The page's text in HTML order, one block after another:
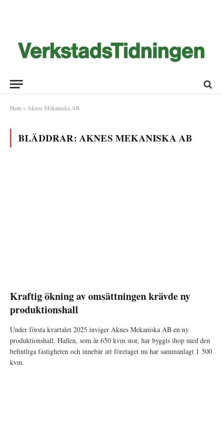
Hem » Aknes Mekaniska AB
BLÄDDRAR: AKNES MEKANISKA AB
Kraftig ökning av omsättningen krävde ny
produktionshall
Under första kvartalet 2025 inviger Aknes Mekaniska AB en ny
produktionshall. Hallen, som är 650 kvm stor, har byggts ihop med den
befintliga fastigheten och innebär att företaget nu har sammanlagt 1 500
kvm.